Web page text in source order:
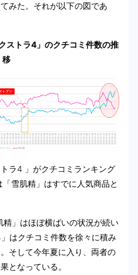
みた。それが以下の図であ
ストラ4」のクチコミ件数の推
移
ラ4 」がクチコミランキング
雪肌精」はすでに人気商品と
」はほぼ横ばいの状況が続い
はクチコミ件数を徐々に積み
そして今年夏に入り、両者の
となっている。